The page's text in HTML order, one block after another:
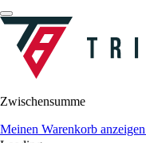
Zwischensumme
Meinen Warenkorb anzeigen